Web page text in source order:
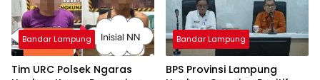
Bandar Lampung
Tim URC Polsek Ngaras
Bandar Lampung
BPS Provinsi Lampung